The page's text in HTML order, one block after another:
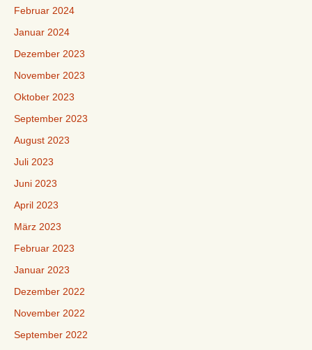
Februar 2024
Januar 2024
Dezember 2023
November 2023
Oktober 2023
September 2023
August 2023
Juli 2023
Juni 2023
April 2023
März 2023
Februar 2023
Januar 2023
Dezember 2022
November 2022
September 2022